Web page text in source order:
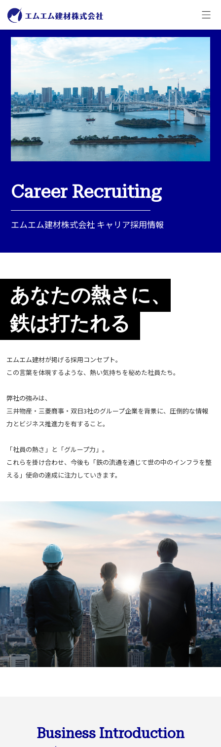
Career Recruiting
エムエム建材株式会社 キャリア採用情報
あなたの熱さに、
鉄は打たれる
エムエム建材が掲げる採用コンセプト。
この言葉を体現するような、熱い気持ちを秘めた社員たち。
弊社の強みは、
三井物産・三菱商事・双日3社のグループ企業を背景に、圧倒的な情報
力とビジネス推進力を有すること。
「社員の熱さ」と「グループ力」。
これらを掛け合わせ、今後も「鉄の流通を通じて世の中のインフラを整
える」使命の達成に注力していきます。
Business Introduction